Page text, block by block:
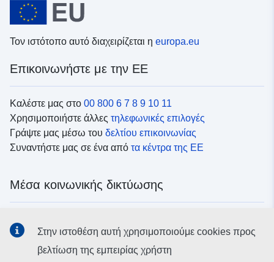
Τον ιστότοπο αυτό διαχειρίζεται η europa.eu
Επικοινωνήστε με την ΕΕ
Καλέστε μας στο 00 800 6 7 8 9 10 11
Χρησιμοποιήστε άλλες τηλεφωνικές επιλογές
Γράψτε μας μέσω του δελτίου επικοινωνίας
Συναντήστε μας σε ένα από τα κέντρα της ΕΕ
Μέσα κοινωνικής δικτύωσης
δικτύωσηςΣτην ιστοθέση αυτή χρησιμοποιούμε cookies προς
βελτίωση της εμπειρίας χρήστη